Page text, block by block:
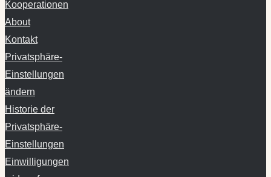
Kooperationen
About
Kontakt
Privatsphäre-
Einstellungen
ändern
Historie der
Privatsphäre-
Einstellungen
Einwilligungen